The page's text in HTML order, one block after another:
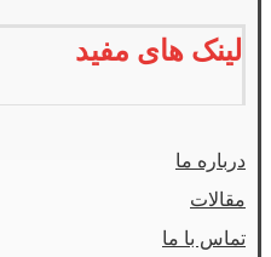
لینک های مفید
درباره ما
مقالات
تماس با ما